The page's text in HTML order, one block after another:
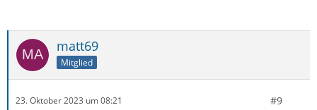
matt69
Mitglied
23. Oktober 2023 um 08:21 #9